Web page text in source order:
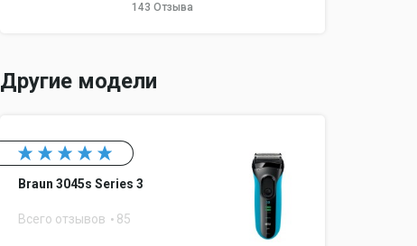
143 Отзыва
Другие модели
Braun 3045s Series 3
Всего отзывов 85